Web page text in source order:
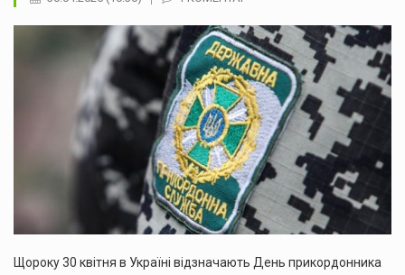
Щороку 30 квітня в Україні відзначають День прикордонника